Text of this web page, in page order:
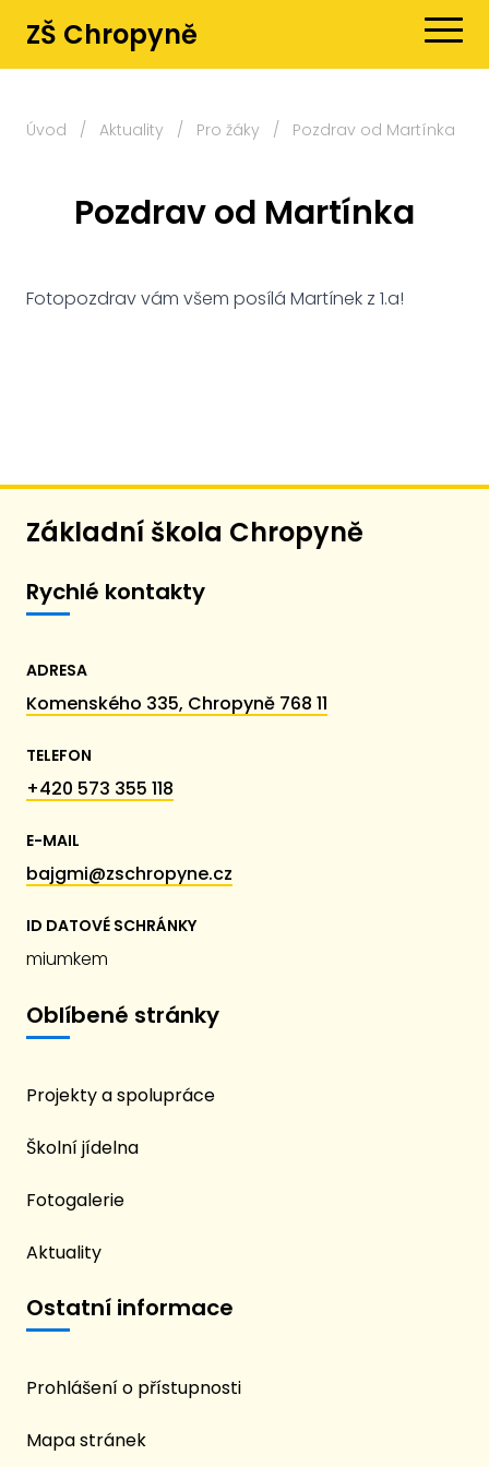
ZŠ Chropyně
Úvod / Aktuality / Pro žáky / Pozdrav od Martínka
Pozdrav od Martínka
Fotopozdrav vám všem posílá Martínek z 1.a!
Základní škola Chropyně
Rychlé kontakty
ADRESA
Komenského 335, Chropyně 768 11
TELEFON
+420 573 355 118
E-MAIL
bajgmi@zschropyne.cz
ID DATOVÉ SCHRÁNKY
miumkem
Oblíbené stránky
Projekty a spolupráce
Školní jídelna
Fotogalerie
Aktuality
Ostatní informace
Prohlášení o přístupnosti
Mapa stránek